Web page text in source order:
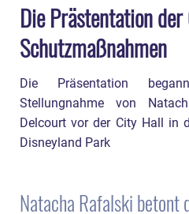
Die Prästentation der
Schutzmaßnahmen
Die Präsentation
Stellungnahme von
Delcourt vor der City Hall in
Disneyland Park
Natacha Rafalski betont